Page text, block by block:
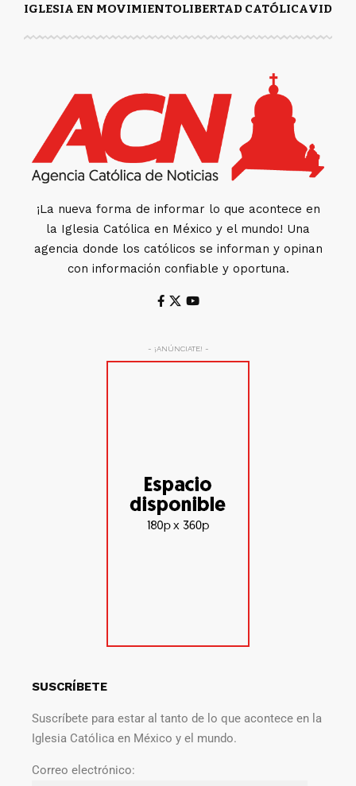
IGLESIA EN MOVIMIENTOLIBERTAD CATÓLICAVIDA
¡La nueva forma de informar lo que acontece en
la Iglesia Católica en México y el mundo! Una
agencia donde los católicos se informan y opinan
con información confiable y oportuna.
- ¡ANÚNCIATE! -
SUSCRÍBETE
Suscríbete para estar al tanto de lo que acontece en la
Iglesia Católica en México y el mundo.
Correo electrónico: